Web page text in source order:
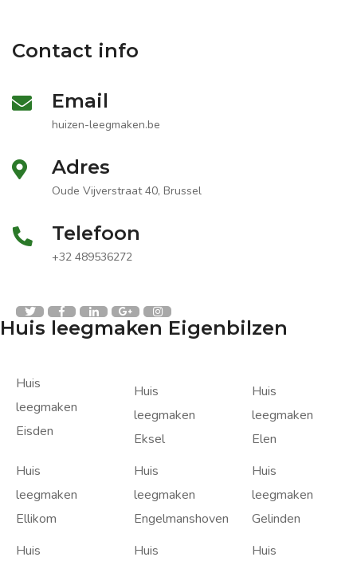
Contact info
Email
huizen-leegmaken.be
Adres
Oude Vijverstraat 40, Brussel
Telefoon
+32 489536272
Huis leegmaken Eigenbilzen
Huis
leegmaken
Eisden
Huis
leegmaken
Eksel
Huis
leegmaken
Elen
Huis
leegmaken
Ellikom
Huis
leegmaken
Engelmanshoven
Huis
leegmaken
Gelinden
Huis
Huis
Huis